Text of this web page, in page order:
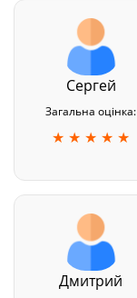
Сергей
Загальна оцінка:
★ ★ ★ ★ ★
Дмитрий